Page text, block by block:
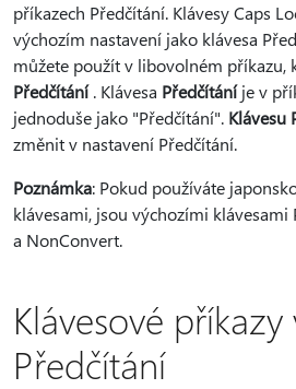
příkazech Předčítání. Klávesy Caps
výchozím nastavení jako klávesa
můžete použít v libovolném příkazu,
Předčítání. Klávesa Předčítáníje v
jednoduše jako "Předčítání". Klávesu
změnit v nastavení Předčítání.
Poznámka: Pokud používáte
klávesami, jsou výchozími klávesami
a NonConvert.
Klávesové
Předčítání